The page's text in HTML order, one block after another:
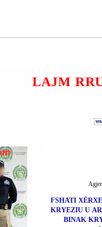
LAJM
FSHATI
KRYEZIU U
BINAK